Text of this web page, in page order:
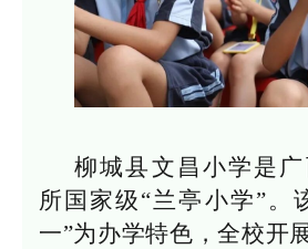
柳城县文昌小学是
所国家级“兰亭小学”。
一”为办学特色，全校开